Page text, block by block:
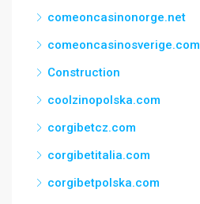
comeoncasinonorge.net
comeoncasinosverige.com
Construction
coolzinopolska.com
corgibetcz.com
corgibetitalia.com
corgibetpolska.com